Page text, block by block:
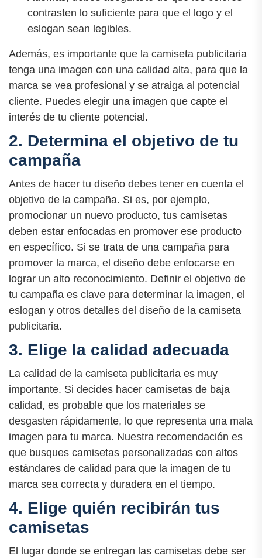
contrasten lo suficiente para que el logo y el
eslogan sean legibles.
Además, es importante que la camiseta publicitaria
tenga una imagen con una calidad alta, para que la
marca se vea profesional y se atraiga al potencial
cliente. Puedes elegir una imagen que capte el
interés de tu cliente potencial.
2. Determina el objetivo de tu
campaña
Antes de hacer tu diseño debes tener en cuenta el
objetivo de la campaña. Si es, por ejemplo,
promocionar un nuevo producto, tus camisetas
deben estar enfocadas en promover ese producto
en específico. Si se trata de una campaña para
promover la marca, el diseño debe enfocarse en
lograr un alto reconocimiento. Definir el objetivo de
tu campaña es clave para determinar la imagen, el
eslogan y otros detalles del diseño de la camiseta
publicitaria.
3. Elige la calidad adecuada
La calidad de la camiseta publicitaria es muy
importante. Si decides hacer camisetas de baja
calidad, es probable que los materiales se
desgasten rápidamente, lo que representa una mala
imagen para tu marca. Nuestra recomendación es
que busques camisetas personalizadas con altos
estándares de calidad para que la imagen de tu
marca sea correcta y duradera en el tiempo.
4. Elige quién recibirán tus
camisetas
El lugar donde se entregan las camisetas debe ser